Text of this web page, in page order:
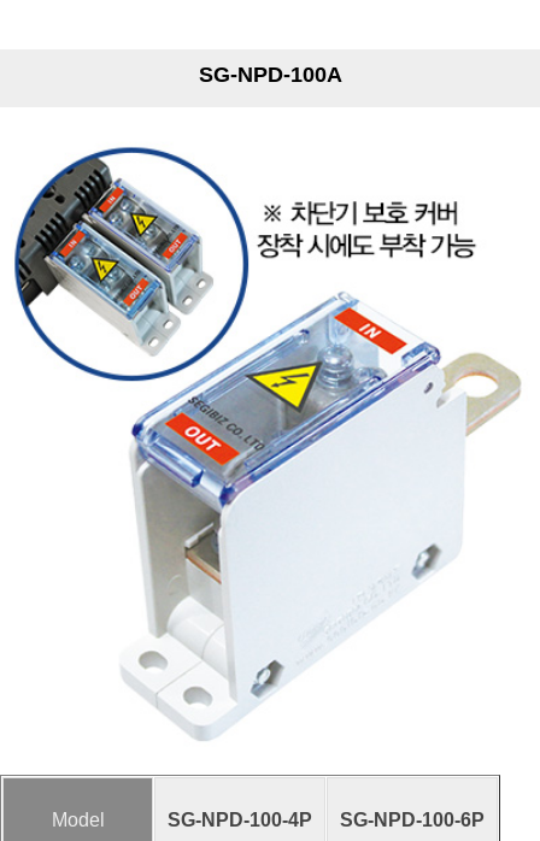
SG-NPD-100A
Model SG-NPD-100-4P SG-NPD-100-6P